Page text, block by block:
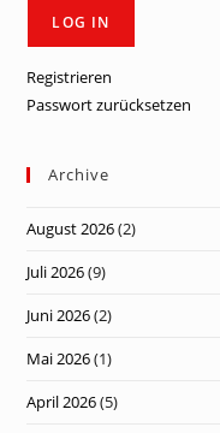
Registrieren
Passwort zurücksetzen
Archive
August 2026(2)
Juli 2026(9)
Juni 2026(2)
Mai 2026(1)
April 2026(5)